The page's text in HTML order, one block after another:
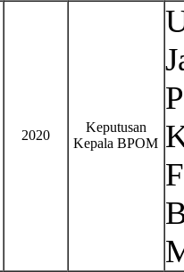
2020
Keputusan
Kepala BPOM